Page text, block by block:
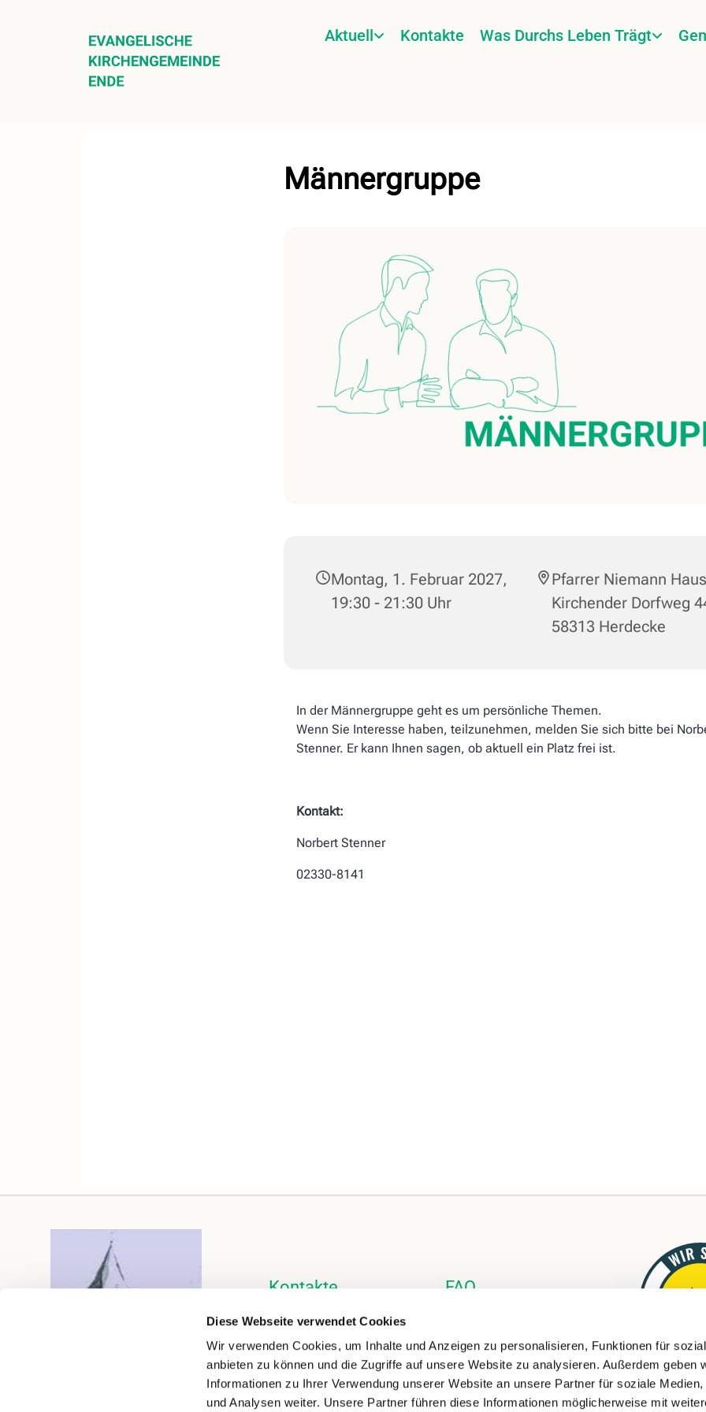
Diese Webseite verwendet Cookies
Wir verwenden Cookies, um Inhalte und Anzeigen zu personalisieren, Funktionen für
anbieten zu können und die Zugriffe auf unsere Website zu analysieren. Außerdem geben
Informationen zu Ihrer Verwendung unserer Website an unsere Partner für soziale Medien,
und Analysen weiter. Unsere Partner führen diese Informationen möglicherweise mit
Aktuell Kontakte Was Durchs Leben Trägt
Männergruppe
Montag, 1. Februar 2027,
19:30 - 21:30 Uhr
Pfarrer Niemann
Kirchender Dorfweg
58313 Herdecke
In der Männergruppe geht es um persönliche Themen.
Wenn Sie Interesse haben, teilzunehmen, melden Sie sich bitte bei
Stenner. Er kann Ihnen sagen, ob aktuell ein Platz frei ist.
Kontakt:
Norbert Stenner
02330-8141
Kontakte
Kalender
Instagram
FAQ
Download